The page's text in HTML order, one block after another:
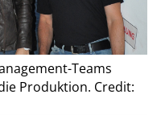
Teams
Produktion. Credit: